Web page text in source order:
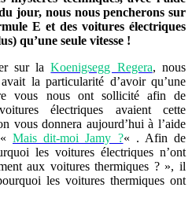
jour, nous nous pencherons sur
E et des voitures électriques
qu’une seule vitesse !
sur laKoenigsegg Regera, nous
la particularité d’avoir qu’une
vous nous ont sollicité afin de
électriques avaient cette
vous donnera aujourd’hui à l’aide
Mais dit-moi Jamy ?« . Afin de
les voitures électriques n’ont
aux voitures thermiques ? », il
les voitures thermiques ont